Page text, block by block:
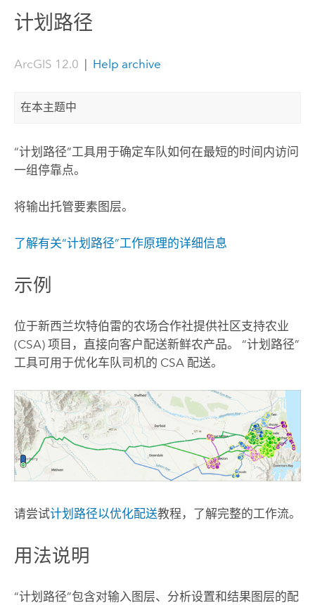
计划路径
ArcGIS 12.0 Help archive
在本主题中
“计划路径”工具用于确定车队如何在最短的时间内访问
一组停靠点。
将输出托管要素图层。
了解有关“计划路径”工作原理的详细信息
示例
位于新西兰坎特伯雷的农场合作社提供社区支持农业
(CSA) 项目，直接向客户配送新鲜农产品。 “计划路径”
工具可用于优化车队司机的 CSA 配送。
请尝试计划路径以优化配送教程，了解完整的工作流。
用法说明
“计划路径”包含对输入图层、分析设置和结果图层的配